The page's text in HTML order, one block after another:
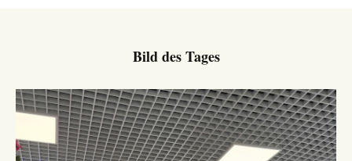
Bild des Tages